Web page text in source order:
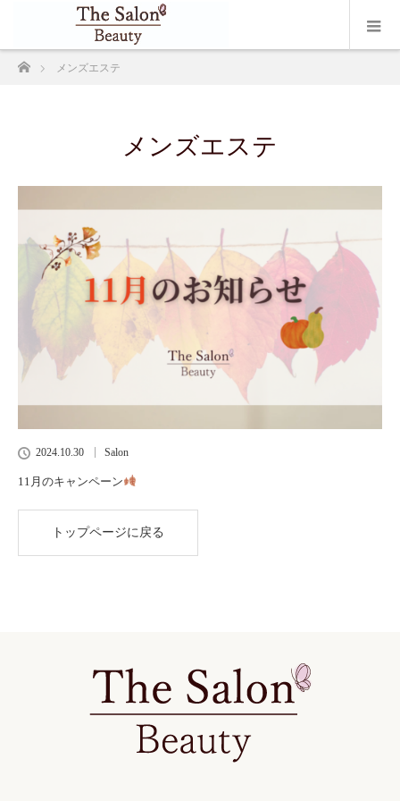
メンズエステ
メンズエステ
2024.10.30 Salon
11月のキャンペーン
トップページに戻る